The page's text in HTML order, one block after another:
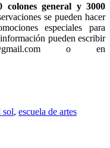
colones general y 3000
se pueden hacer
especiales para
pueden escribir
o en
sol, escuela de artes